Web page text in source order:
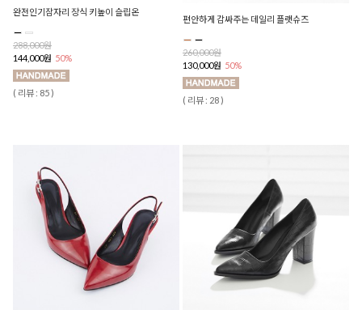
완전인기잠자리 장식 키높이 슬립온
288,000원
144,000원 50%
( 리뷰 : 85 )
편안하게 감싸주는 데일리 플랫슈즈
260,000원
130,000원 50%
( 리뷰 : 28 )